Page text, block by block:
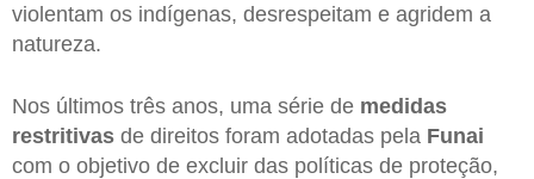
violentam os indígenas, desrespeitam e agridem a
natureza.
Nos últimos três anos, uma série de medidas
restritivas de direitos foram adotadas pela Funai
com o objetivo de excluir das políticas de proteção,